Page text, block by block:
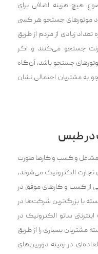
هیچ هزینه اضافی برای
موتور‌های جستجو هر کسی
زیادی از مردم از طریق
جستجو می‌کنند و اگر
جستجو باشد، آن‌گاه
به مشتریان احتمالی نشان
در طبس
مشاغل و کسب و کارها صورت
تجارت الکترونیک می‌شوند،
از کسب و کار‌های موفق در
با بزرگ‌ترین شرکت‌ها در
ساتو الکترونیک در
بسیاری را از طریق
در زمینه دوربین‌های